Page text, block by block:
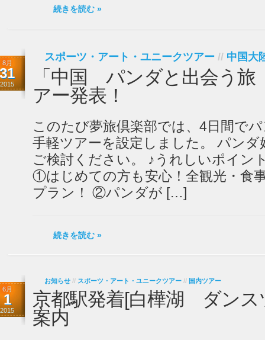
続きを読む »
8月
31
2015
スポーツ・アート・ユニークツアー // 中国大
「中国 パンダと出会う
アー発表！
このたび夢旅倶楽部では、4日間で
手軽ツアーを設定しました。 パンダ
ご検討ください。 ♪うれしいポイン
①はじめての方も安心！全観光・食
プラン！ ②パンダが […]
続きを読む »
6月
1
2015
お知らせ // スポーツ・アート・ユニークツアー // 国内ツアー
京都駅発着[白樺湖 ダンス
案内